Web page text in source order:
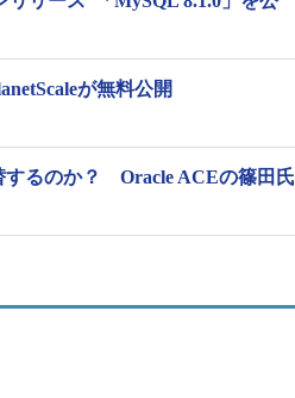
が無料公開
するのか？ Oracle ACEの篠田氏